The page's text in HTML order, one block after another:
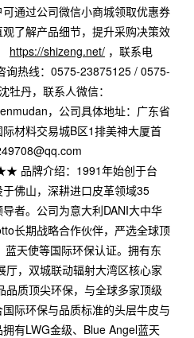
通过公司微信小商城领取优惠券
了解产品细节，提升采购决策效
https://shizeng.net/ ，联系电
询热线：0575-23875125 / 0575-
丹，联系人微信：
，公司具体地址：广东省
材料交易城B区1排美神大厦首
品牌介绍：1991年始创于台
佛山，深耕进口皮革领域35
者。公司为意大利DANI大中华
长期战略合作伙伴，严选全球顶
天使等国际环保认证。拥有东
，双城联动辐射大湾区核心家
质顶尖环保，与全球多家顶级
际环保与品质标准的头层牛皮与
有LWG金级、Blue Angel蓝天